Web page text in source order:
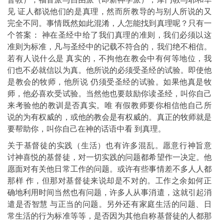
见 证人都说他们的是真理，然而所教导的与别人所说的又
完全不同。事情既然如此混淆，人怎能找到真理呢？只有一
个答案： 神在圣经中给了我们真理的准则，我们必须以这
准则为标准，凡与圣经中的记载不符合的，我们绝不相信。
若有人说什么是 真实的，不拘他在教会中有何等地位，我
们也不必就信以为真。他所说的必须受圣经的试验。即使他
是教会的牧师，他所说 仍须受圣经的试验。如果他真是牧
师，他必喜欢受试验。当然他也要鼓励你读圣经，叫你自己
来考验他的教训是否真实。唯 有假教师要你相信他自己所
说的为有权威的，或他的教会是有权威的。真正的牧师就是
要帮助你，叫你自己在神的话语中看 到真理。
关于基督徒的实践（生活）也有许多混乱。愿意行神旨意
讨神喜悦的基督徒，对一切实践的问题都希望作一决定。他
愿面对有关他日常工作的问题。或许有些事情差不多人人都
那样 作，但那对基督徒来说却是不对的。工作之余如何正
确地利用时间当然也有问题，许多人从事消遣，这就引起消
遣是否智慧 与正当的问题。另外还有家庭生活的问题、日
常生活的行为标准等等，是否因为其他自称基督徒的人都那